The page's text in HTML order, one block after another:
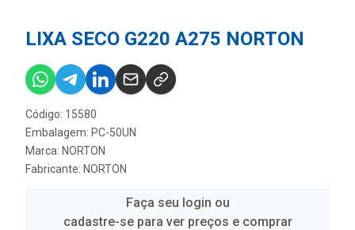
LIXA SECO G220 A275 NORTON
Código: 15580
Embalagem: PC-50UN
Marca: NORTON
Fabricante: NORTON
Faça seu login ou
cadastre-se para ver preços e comprar